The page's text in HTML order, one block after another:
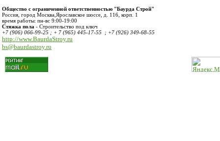
Общество с ограниченной ответственностью "Баурда Строй"
Россия город Москва Ярославское шоссе, д. 116, корп. 1
время работы: пн-вс 9:00-19:00
Стяжка пола - Строительство под ключ
+7 (906) 066-99-25 ; + 7 (965) 445-17-55 ; +7 (926) 349-68-55
http://www.BaurdaStroy.ru
bs@baurdastroy.ru